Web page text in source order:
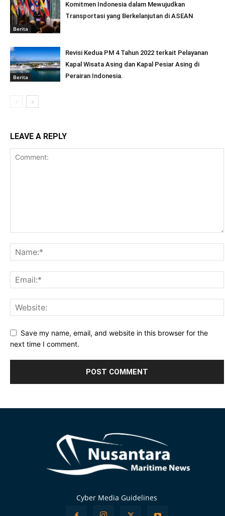
Berita
Komitmen Indonesia dalam Mewujudkan
Transportasi yang Berkelanjutan di ASEAN
Berita
Revisi Kedua PM 4 Tahun 2022 terkait Pelayanan
Kapal Wisata Asing dan Kapal Pesiar Asing di
Perairan Indonesia.
LEAVE A REPLY
Save my name, email, and website in this browser for the
next time I comment.
Cyber Media Guidelines